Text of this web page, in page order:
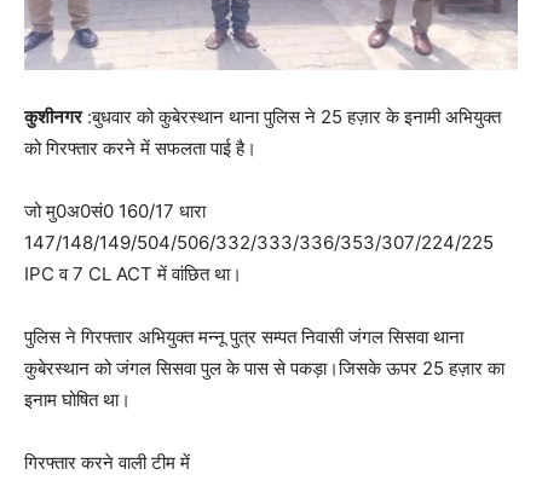
कुशीनगर:बुधवार को कुबेरस्थान थाना पुलिस ने 25 हज़ार के इनामी अभियुक्त
को गिरफ्तार करने में सफलता पाई है।
जो मु0अ0सं0 160/17 धारा
147/148/149/504/506/332/333/336/353/307/224/225
IPC व 7 CL ACT में वांछित था।
पुलिस ने गिरफ्तार अभियुक्त मन्नू पुत्र सम्पत निवासी जंगल सिसवा थाना
कुबेरस्थान को जंगल सिसवा पुल के पास से पकड़ा।जिसके ऊपर 25 हज़ार का
इनाम घोषित था।
गिरफ्तार करने वाली टीम में